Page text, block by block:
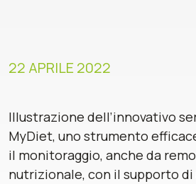
22 APRILE 2022
Illustrazione dell’innovativo
MyDiet, uno strumento
il monitoraggio, anche da
nutrizionale, con il supporto di